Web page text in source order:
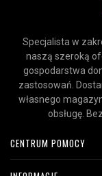
Specjalista w
naszą szeroką
gospodarstwa
zastosowań.
własnego
obsługę.
CENTRUM POMOCY